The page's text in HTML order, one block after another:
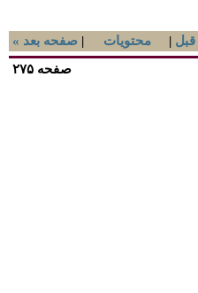
« صفحه بعد | محتويات |